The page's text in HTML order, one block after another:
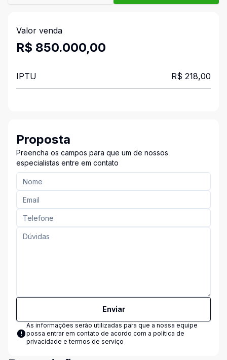
Valor venda
R$ 850.000,00
IPTU R$ 218,00
Proposta
Preencha os campos para que um de nossos
especialistas entre em contato
Enviar
As informações serão utilizadas para que a nossa equipe
possa entrar em contato de acordo com a política de
privacidade e termos de serviço